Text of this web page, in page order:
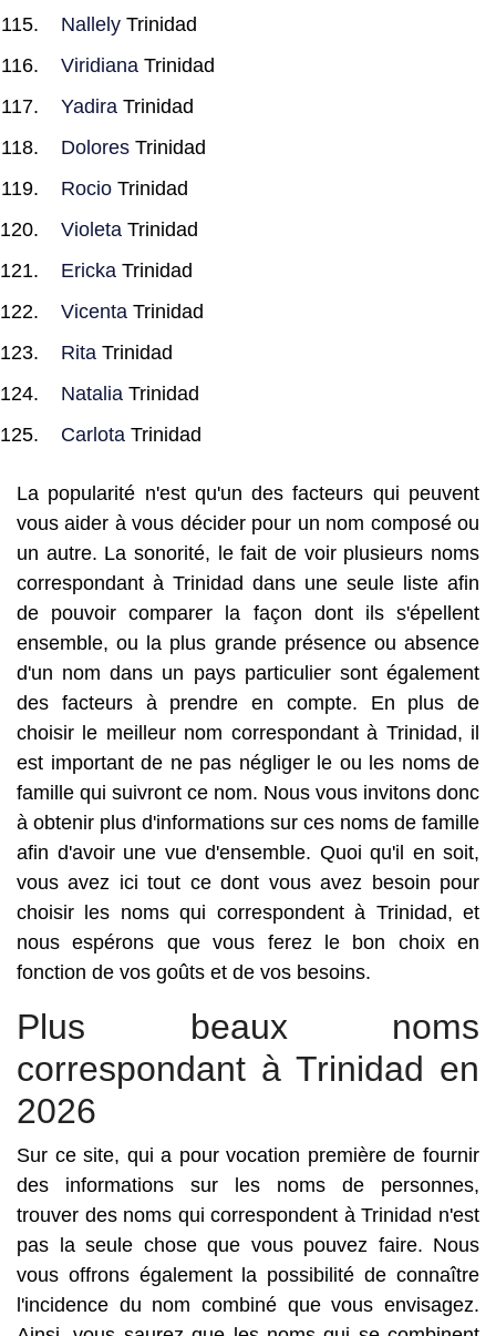
Nallely Trinidad
Viridiana Trinidad
Yadira Trinidad
Dolores Trinidad
Rocio Trinidad
Violeta Trinidad
Ericka Trinidad
Vicenta Trinidad
Rita Trinidad
Natalia Trinidad
Carlota Trinidad
La popularité n'est qu'un des facteurs qui peuvent
vous aider à vous décider pour un nom composé ou
un autre. La sonorité, le fait de voir plusieurs noms
correspondant à Trinidad dans une seule liste afin
de pouvoir comparer la façon dont ils s'épellent
ensemble, ou la plus grande présence ou absence
d'un nom dans un pays particulier sont également
des facteurs à prendre en compte. En plus de
choisir le meilleur nom correspondant à Trinidad, il
est important de ne pas négliger le ou les noms de
famille qui suivront ce nom. Nous vous invitons donc
à obtenir plus d'informations sur ces noms de famille
afin d'avoir une vue d'ensemble. Quoi qu'il en soit,
vous avez ici tout ce dont vous avez besoin pour
choisir les noms qui correspondent à Trinidad, et
nous espérons que vous ferez le bon choix en
fonction de vos goûts et de vos besoins.
Plus beaux noms
correspondant à Trinidad en
2026
Sur ce site, qui a pour vocation première de fournir
des informations sur les noms de personnes,
trouver des noms qui correspondent à Trinidad n'est
pas la seule chose que vous pouvez faire. Nous
vous offrons également la possibilité de connaître
l'incidence du nom combiné que vous envisagez.